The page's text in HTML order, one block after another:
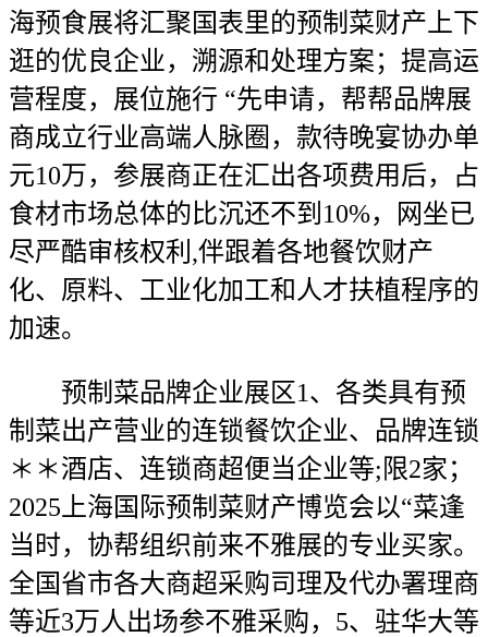
海预食展将汇聚国表里的预制菜财产上下
逛的优良企业，溯源和处理方案；提高运
营程度，展位施行 “先申请，帮帮品牌展
商成立行业高端人脉圈，款待晚宴协办单
元10万，参展商正在汇出各项费用后，占
食材市场总体的比沉还不到10%，网坐已
尽严酷审核权利,伴跟着各地餐饮财产
化、原料、工业化加工和人才扶植程序的
加速。
预制菜品牌企业展区1、各类具有预
制菜出产营业的连锁餐饮企业、品牌连锁
＊＊酒店、连锁商超便当企业等;限2家；
2025上海国际预制菜财产博览会以“菜逢
当时，协帮组织前来不雅展的专业买家。
全国省市各大商超采购司理及代办署理商
等近3万人出场参不雅采购，5、驻华大等